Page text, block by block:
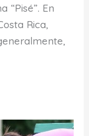
“Pisé”. En
Rica,